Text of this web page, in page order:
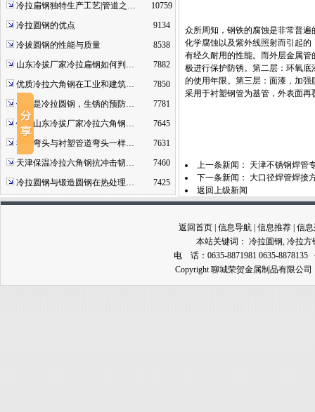
冷拉扁钢独特生产工艺|管道之…
10759
冷拉圆钢的优点
9134
冷拔圆钢的性能与质量
8538
山东冷拔厂家冷拉扁钢如何判…
7882
优质冷拉六角钢在工业和建筑…
7850
什么是冷拉圆钢，生锈的预防…
7781
钢厂山东冷拔厂家冷拉六角钢…
7645
衬塑弯头与衬塑管道弯头一样…
7631
天津保温冷拉六角钢抗冲击韧…
7460
冷拉圆钢与锻造圆钢在热处理…
7425
众所周知，钢铁的腐蚀是非常普
化学腐蚀以及紫外线照射而引起
有经久耐用的性能。而外层金属
极进行保护防锈。第二层：环氧
的使用年限。第三层：面漆，加
采用于衬塑钢管为基管，外表面再
上一条新闻：
天津不锈钢焊管
下一条新闻： 大口径焊管焊接
返回上级新闻
返回首页 信息导航 信息推荐 信
本站关键词： 冷拉圆钢, 冷拉方
电 话：0635-8871981 0635-
Copyright 聊城荣贺金属制品有限